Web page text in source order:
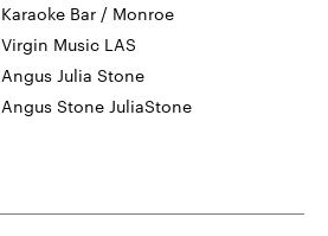
Karaoke Bar / Monroe
Virgin Music LAS
Angus Julia Stone
Angus Stone JuliaStone